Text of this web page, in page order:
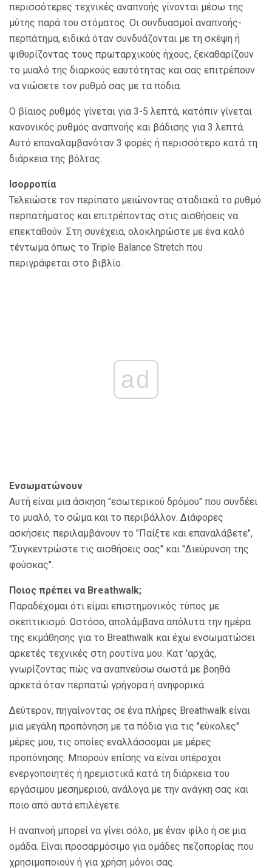
περισσότερες τεχνικές αναπνοής γίνονται μέσω της
μύτης παρά του στόματος. Οι συνδυασμοί αναπνοής-
περπάτημα, ειδικά όταν συνδυάζονται με τη σκέψη ή
ψιθυρίζοντας τους πρωταρχικούς ήχους, ξεκαθαρίζουν
το μυαλό της διαρκούς εαυτότητας και σας επιτρέπουν
να νιώσετε τον ρυθμό σας με τα πόδια.
Ο βίαιος ρυθμός γίνεται για 3-5 λεπτά, κατόπιν γίνεται
κανονικός ρυθμός αναπνοής και βάδισης για 3 λεπτά.
Αυτό επαναλαμβανόταν 3 φορές ή περισσότερο κατά τη
διάρκεια της βόλτας.
Ισορροπία
Τελειώστε τον περίπατο μειώνοντας σταδιακά το ρυθμό
περπατήματος και επιτρέποντας στις αισθήσεις να
επεκταθούν. Στη συνέχεια, ολοκληρώστε με ένα καλό
τέντωμα όπως το Triple Balance Stretch που
περιγράφεται στο βιβλίο.
ad
Ενσωματώνουν
Αυτή είναι μια άσκηση "εσωτερικού δρόμου" που συνδέει
το μυαλό, το σώμα και το περιβάλλον. Διάφορες
ασκήσεις περιλαμβάνουν το "Παίξτε και επαναλάβετε",
"Συγκεντρώστε τις αισθήσεις σας" και "Διεύρυνση της
φούσκας".
Ποιος πρέπει να Breathwalk;
Παραδέχομαι ότι είμαι επιστημονικός τύπος με
σκεπτικισμό. Ωστόσο, απολάμβανα απόλυτα την ημέρα
της εκμάθησης για το Breathwalk και έχω ενσωματώσει
αρκετές τεχνικές στη ρουτίνα μου. Κατ 'αρχάς,
γνωρίζοντας πώς να αναπνεύσω σωστά με βοηθά
αρκετά όταν περπατώ γρήγορα ή ανηφορικά.
Δεύτερον, πηγαίνοντας σε ένα πλήρες Breathwalk είναι
μια μεγάλη προπόνηση με τα πόδια για τις "εύκολες"
μέρες μου, τις οποίες εναλλάσσομαι με μέρες
προπόνησης. Μπορούν επίσης να είναι υπέροχοι
ενεργοποιητές ή ηρεμιστικά κατά τη διάρκεια του
εργάσιμου μεσημεριού, ανάλογα με την ανάγκη σας και
ποιο από αυτά επιλέγετε.
Η αναπνοή μπορεί να γίνει σόλο, με έναν φίλο ή σε μια
ομάδα. Είναι προσαρμόσιμο για ομάδες πεζοπορίας που
χρησιμοποιούν ή για χρήση μόνοι σας.